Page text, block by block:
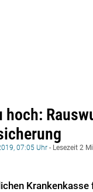
hoch:
07:05 Uhr - Lesezeit 2